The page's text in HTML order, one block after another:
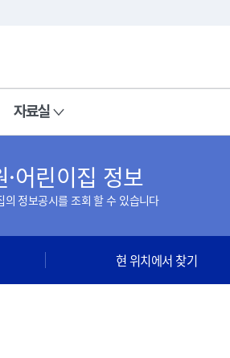
자료실
·어린이집 정보
의 정보공시를 조회 할 수 있습니다
현 위치에서 찾기